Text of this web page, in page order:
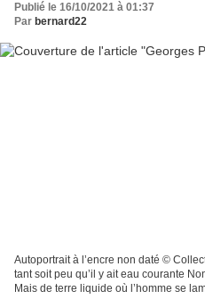
Publié le 16/10/2021 à 01:37
Par bernard22
Autoportrait à l’encre non daté ©
tant soit peu qu’il y ait eau courante
Mais de terre liquide où l’homme se